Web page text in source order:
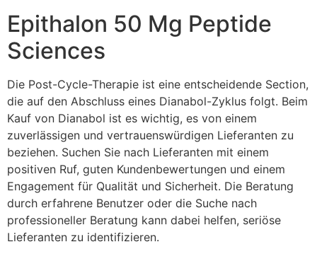
Epithalon 50 Mg Peptide
Sciences
Die Post-Cycle-Therapie ist eine entscheidende Section,
die auf den Abschluss eines Dianabol-Zyklus folgt. Beim
Kauf von Dianabol ist es wichtig, es von einem
zuverlässigen und vertrauenswürdigen Lieferanten zu
beziehen. Suchen Sie nach Lieferanten mit einem
positiven Ruf, guten Kundenbewertungen und einem
Engagement für Qualität und Sicherheit. Die Beratung
durch erfahrene Benutzer oder die Suche nach
professioneller Beratung kann dabei helfen, seriöse
Lieferanten zu identifizieren.